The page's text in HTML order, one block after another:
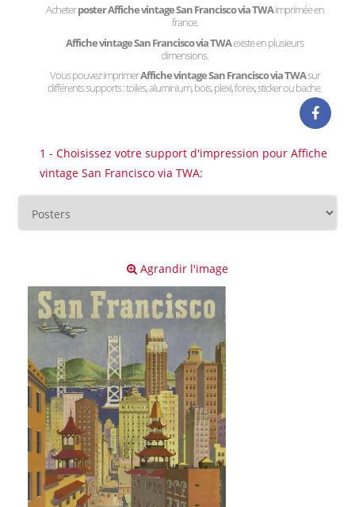
Acheterposter Affiche vintage San Francisco via TWAimprimée en
france.
Affiche vintage San Francisco via TWAexiste en plusieurs
dimensions.
Vous pouvez imprimerAffiche vintage San Francisco via TWAsur
différents supports : toiles, aluminium, bois, plexi, forex, sticker ou bache.
1 - Choisissez votre support d'impression pour Affiche
vintage San Francisco via TWA:
Agrandir l'image